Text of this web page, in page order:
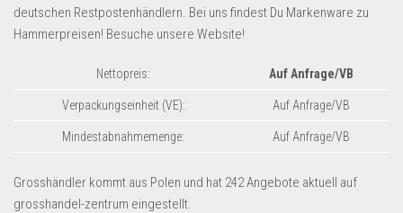
Restposten-Angebote
eBay Restposten kaufen
Sonderposten-Angebote
Saison & Eventprodkte
B2B Produkte
deutschen Restpostenhändlern. Bei uns findest Du Markenware zu
Hammerpreisen! Besuche unsere Website!
Nettopreis: Auf Anfrage/VB
Verpackungseinheit (VE): Auf Anfrage/VB
Mindestabnahmemenge: Auf Anfrage/VB
Grosshändler kommt aus Polen und hat 242 Angebote aktuell auf
grosshandel-zentrum eingestellt.